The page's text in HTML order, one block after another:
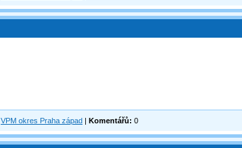
VPM okres Praha západ | Komentářů: 0